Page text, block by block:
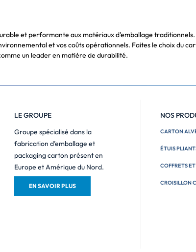
et performante aux matériaux d’emballage
et vos coûts opérationnels. Faites le choix du
un leader en matière de durabilité.
LE GROUPE
Groupe spécialisé dans la
fabrication d’emballage et
packaging carton présent en
Europe et Amérique du Nord.
EN SAVOIR PLUS
NOS
CARTON
ÉTUIS
COFFRETS
CROISILLON